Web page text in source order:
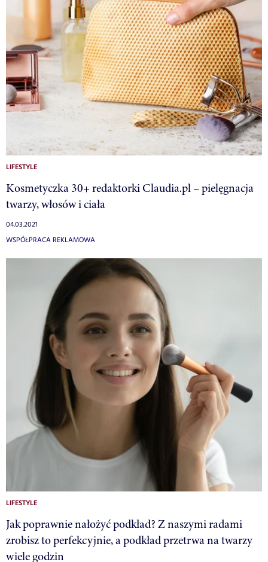
LIFESTYLE
Kosmetyczka 30+ redaktorki Claudia.pl – pielęgnacja
twarzy, włosów i ciała
04.03.2021
WSPÓŁPRACA REKLAMOWA
LIFESTYLE
Jak poprawnie nałożyć podkład? Z naszymi radami
zrobisz to perfekcyjnie, a podkład przetrwa na twarzy
wiele godzin